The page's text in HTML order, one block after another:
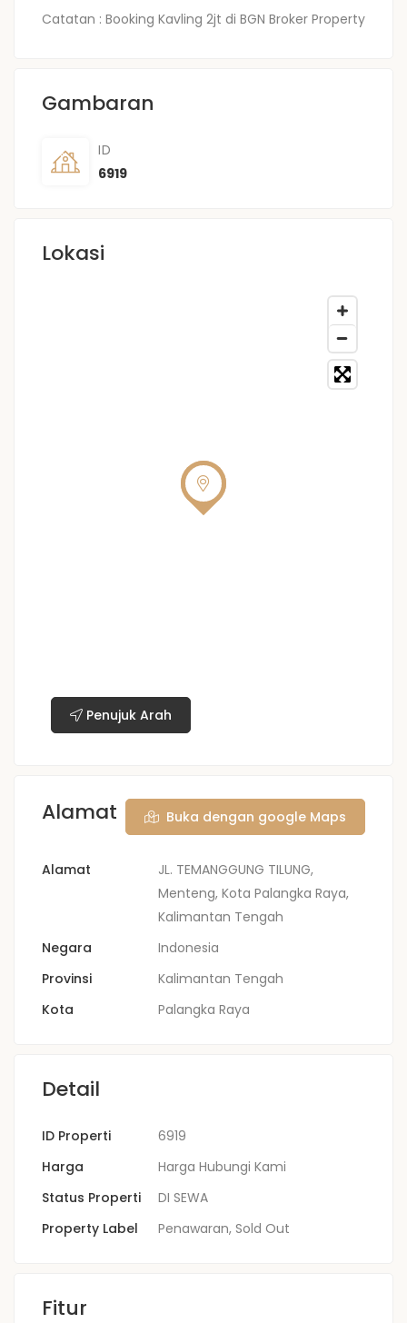
Catatan : Booking Kavling 2jt di BGN Broker Property
Gambaran
ID
6919
Lokasi
Penujuk Arah
Alamat Buka dengan google Maps
Alamat
JL. TEMANGGUNG TILUNG,
Menteng, Kota Palangka Raya,
Kalimantan Tengah
Negara
Indonesia
Provinsi
Kalimantan Tengah
Kota
Palangka Raya
Detail
ID Properti
6919
Harga
Harga Hubungi Kami
Status Properti
DI SEWA
Property Label
Penawaran, Sold Out
Fitur